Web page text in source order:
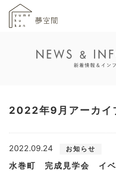
2022年9月アーカイ
2022.09.24 お知らせ
水巻町 完成見学会 イベ